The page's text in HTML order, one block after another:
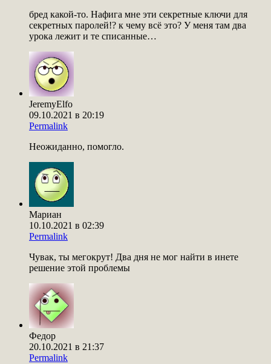
бред какой-то. Нафига мне эти секретные ключи для
секретных паролей!? к чему всё это? У меня там два
урока лежит и те списанные…
JeremyElfo
09.10.2021 в 20:19
Permalink
Неожиданно, помогло.
Мариан
10.10.2021 в 02:39
Permalink
Чувак, ты мегокрут! Два дня не мог найти в инете
решение этой проблемы
Федор
20.10.2021 в 21:37
Permalink